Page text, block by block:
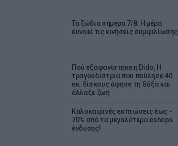
Τα ζώδια σήμερα 7/8: Η μέρα
ευνοεί τις κινήσεις συμφιλίωσης
Πού εξαφανίστηκε η Dido; Η
τραγουδίστρια που πούλησε 40
εκ. δίσκους άφησε τη δόξα και
άλλαξε ζωή
Καλοκαιρινές εκπτώσεις έως -
70% από τα μεγαλύτερα eshops
ένδυσης!